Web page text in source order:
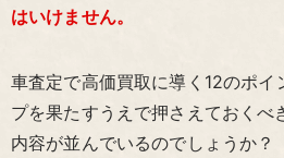
はいけません。
車査定で高価買取に導く12のポイ
プを果たすうえで押さえておくべ
内容が並んでいるのでしょうか？